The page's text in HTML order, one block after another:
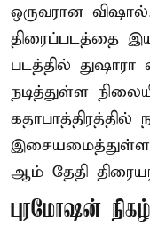
ஒருவரான
திரைப்படத்தை
படத்தில் துஷாரா
நடித்துள்ள
கதாபாத்திரத்தில்
இசையமைத்துள்ள
ஆம் தேதி
புரமோஷன்